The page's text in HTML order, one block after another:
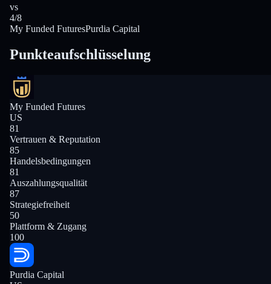
vs
4/8
My Funded FuturesPurdia Capital
Punkteaufschlüsselung
My Funded Futures
US
81
Vertrauen & Reputation
85
Handelsbedingungen
81
Auszahlungsqualität
87
Strategiefreiheit
50
Plattform & Zugang
100
Purdia Capital